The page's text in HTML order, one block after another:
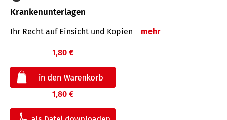
Krankenunterlagen
Ihr Recht auf Einsicht und Kopien mehr
1,80 €
1,80 €